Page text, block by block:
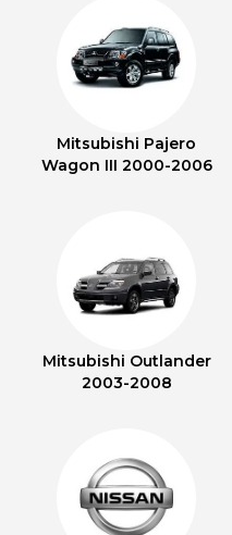
Mitsubishi Pajero
Wagon III 2000-2006
Mitsubishi Outlander
2003-2008